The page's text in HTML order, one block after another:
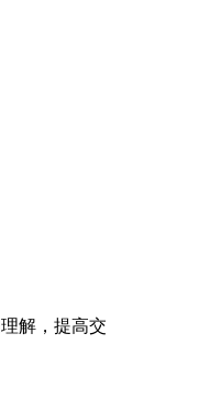
解，提高交